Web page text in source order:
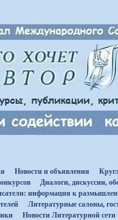
Новости и объявления
Диалоги, дискуссии,
информация к
Литературные салоны,
Новости Литературной сети